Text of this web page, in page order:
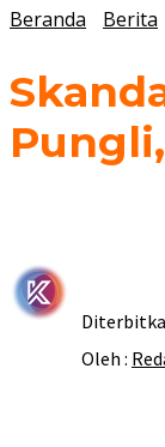
Beranda Berita
Oleh :